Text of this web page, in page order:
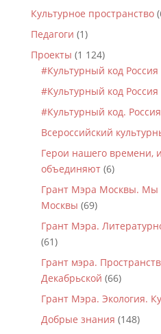
Культурное пространство
Педагоги (1)
Проекты (1 124)
#Культурный код Россия
#Культурный код Россия
#Культурный код. Россия
Всероссийский
Герои нашего времени,
объединяют(6)
Грант Мэра Москвы.
Москвы (69)
Грант Мэра.
(61)
Грант мэра.
Декабрьской (66)
Грант Мэра. Экология.
Добрые знания (148)